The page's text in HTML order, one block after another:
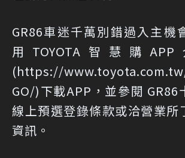
GR86車迷千萬別錯過入主機
用TOYOTA智慧購
(https://
GO/)下載APP，並參閱 GR86
線上預選登錄條款或洽營業所
資訊。